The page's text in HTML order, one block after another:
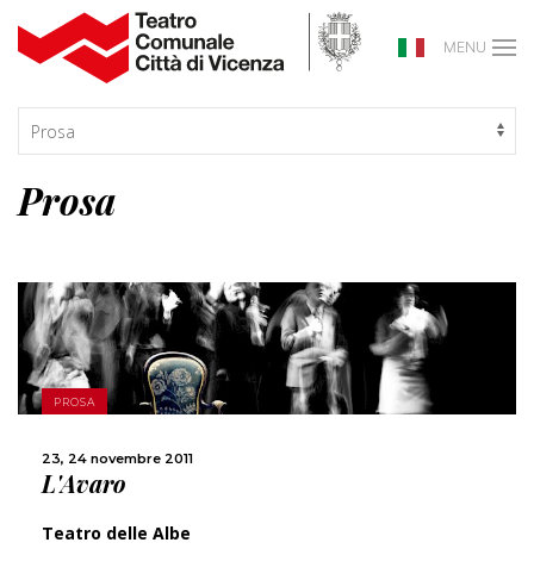
MENU
Prosa
PROSA
23, 24 novembre 2011
L'Avaro
Teatro delle Albe
SCOPRI DI PIÙ